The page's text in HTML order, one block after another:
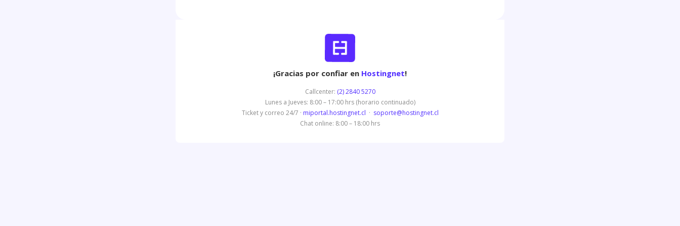
¡Gracias por confiar en Hostingnet!
Callcenter: (2) 2840 5270
Lunes a Jueves: 8:00 – 17:00 hrs (horario continuado)
Ticket y correo 24/7 · miportal.hostingnet.cl · soporte@hostingnet.cl
Chat online: 8:00 – 18:00 hrs